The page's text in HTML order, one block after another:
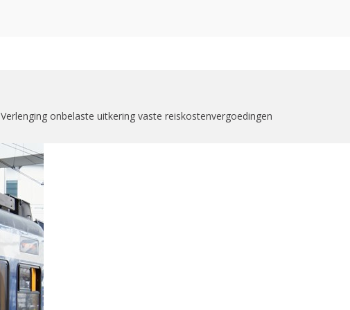
Verlenging onbelaste uitkering vaste reiskostenvergoedingen